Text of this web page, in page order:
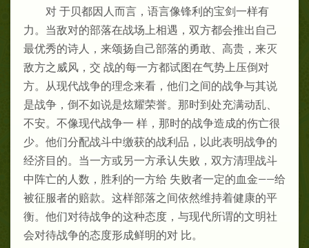
对 于贝都因人而言，语言像锋利的宝剑一样有
力。当敌对的部落在战场上相遇，双方都会推出自己
最优秀的诗人，来颂扬自己部落的勇敢、高贵，来灭
敌方之威风，交 战的每一方都试图在气势上压倒对
方。从现代战争的理念来看，他们之间的战争与其说
是战争，倒不如说是炫耀荣誉。那时到处充满动乱、
不安。不像现代战争一 样，那时的战争造成的伤亡很
少。他们分配战斗中缴获的战利品，以此表明战争的
经济目的。当一方或另一方承认失败，双方清理战斗
中阵亡的人数，胜利的一方给 失败者一定的血金——给
被征服者的赔款。这样部落之间依然维持着健康的平
衡。他们对待战争的这种态度，与现代所谓的文明社
会对待战争的态度形成鲜明的对 比。